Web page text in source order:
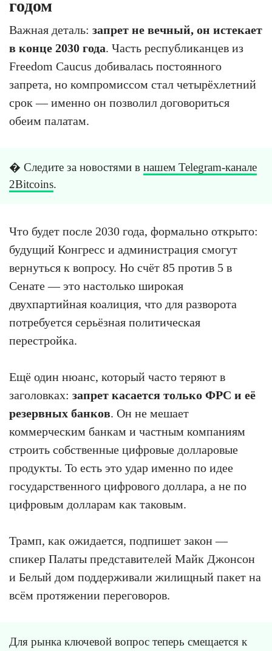
годом
Важная деталь: запрет не вечный, он истекает
в конце 2030 года. Часть республиканцев из
Freedom Caucus добивалась постоянного
запрета, но компромиссом стал четырёхлетний
срок — именно он позволил договориться
обеим палатам.
� Следите за новостями в нашем Telegram-канале
2Bitcoins.
Что будет после 2030 года, формально открыто:
будущий Конгресс и администрация смогут
вернуться к вопросу. Но счёт 85 против 5 в
Сенате — это настолько широкая
двухпартийная коалиция, что для разворота
потребуется серьёзная политическая
перестройка.
Ещё один нюанс, который часто теряют в
заголовках: запрет касается только ФРС и её
резервных банков. Он не мешает
коммерческим банкам и частным компаниям
строить собственные цифровые долларовые
продукты. То есть это удар именно по идее
государственного цифрового доллара, а не по
цифровым долларам как таковым.
Трамп, как ожидается, подпишет закон —
спикер Палаты представителей Майк Джонсон
и Белый дом поддерживали жилищный пакет на
всём протяжении переговоров.
Для рынка ключевой вопрос теперь смещается к